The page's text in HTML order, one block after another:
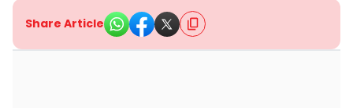
Share Article